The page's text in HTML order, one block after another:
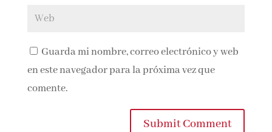
Guarda mi nombre, correo electrónico y
web en este navegador para la próxima vez que
comente.
Submit Comment